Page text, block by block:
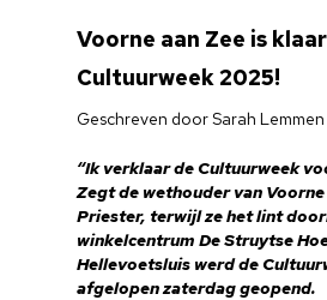
Voorne aan Zee is
Cultuurweek 2025!
Geschreven door Sarah Lemmen
“Ik verklaar de Cultuurweek
Zegt de wethouder van Voorne
Priester, terwijl ze het lint
winkelcentrum De Struytse
Hellevoetsluis werd de
afgelopen zaterdag geopend.